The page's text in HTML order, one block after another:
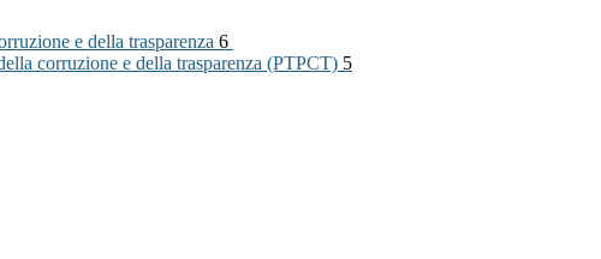
e della trasparenza 6
corruzione e della trasparenza (PTPCT) 5